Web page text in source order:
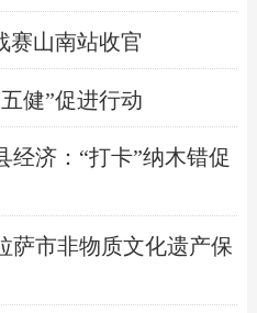
赛山南站收官
健”促进行动
经济：“打卡”纳木错促
市非物质文化遗产保